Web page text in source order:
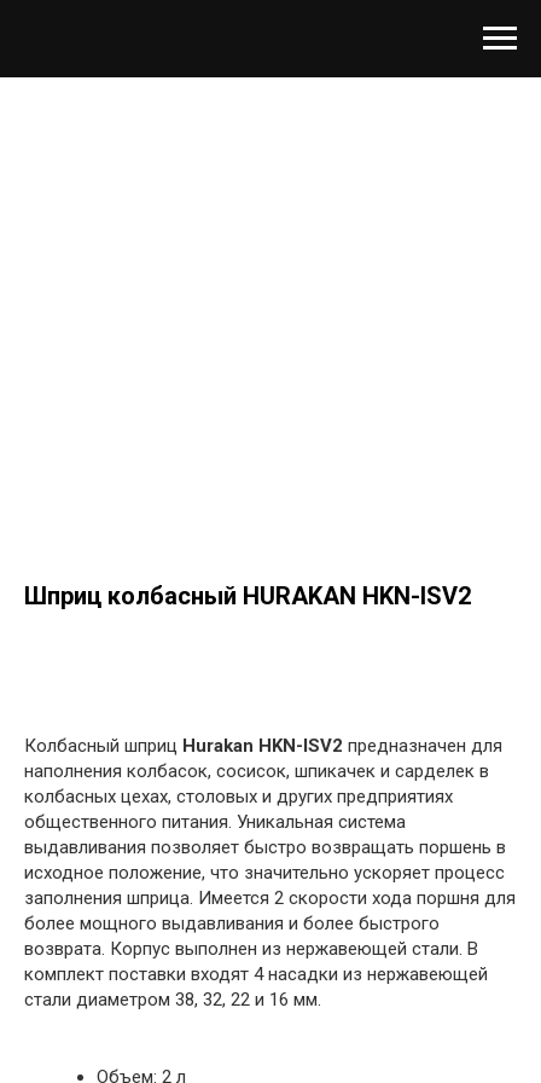
Шприц колбасный HURAKAN HKN-ISV2
Колбасный шприц Hurakan HKN-ISV2 предназначен для
наполнения колбасок, сосисок, шпикачек и сарделек в
колбасных цехах, столовых и других предприятиях
общественного питания. Уникальная система
выдавливания позволяет быстро возвращать поршень в
исходное положение, что значительно ускоряет процесс
заполнения шприца. Имеется 2 скорости хода поршня для
более мощного выдавливания и более быстрого
возврата. Корпус выполнен из нержавеющей стали. В
комплект поставки входят 4 насадки из нержавеющей
стали диаметром 38, 32, 22 и 16 мм.
Объем: 2 л